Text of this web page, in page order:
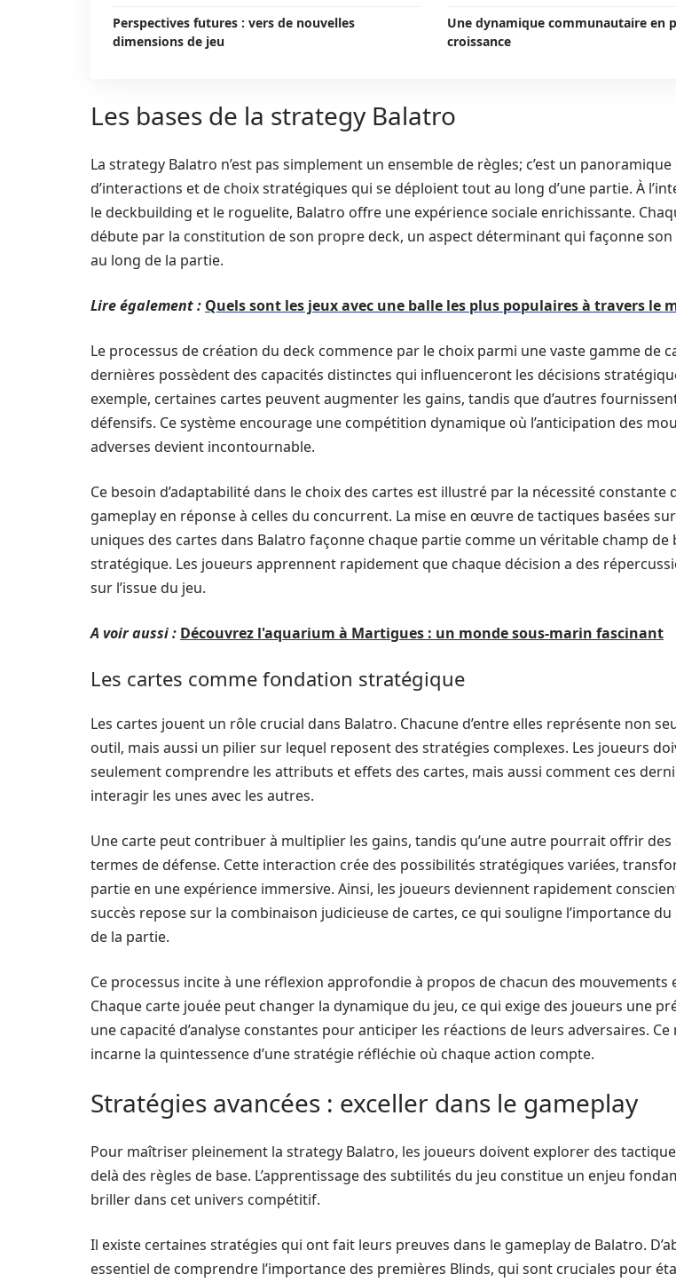
Perspectives futures : vers de nouvelles
dimensions de jeu
Une dynamique communautaire en
croissance
Les bases de la strategy Balatro
La strategy Balatro n’est pas simplement un ensemble de règles; c’est un
d’interactions et de choix stratégiques qui se déploient tout au long d’une partie. À
le deckbuilding et le roguelite, Balatro offre une expérience sociale enrichissante.
débute par la constitution de son propre deck, un aspect déterminant qui façonne
au long de la partie.
Lire également : Quels sont les jeux avec une balle les plus populaires à travers le
Le processus de création du deck commence par le choix parmi une vaste gamme de
dernières possèdent des capacités distinctes qui influenceront les décisions
exemple, certaines cartes peuvent augmenter les gains, tandis que d’autres
défensifs. Ce système encourage une compétition dynamique où l’anticipation des
adverses devient incontournable.
Ce besoin d’adaptabilité dans le choix des cartes est illustré par la nécessité constante
gameplay en réponse à celles du concurrent. La mise en œuvre de tactiques basées
uniques des cartes dans Balatro façonne chaque partie comme un véritable champ de
stratégique. Les joueurs apprennent rapidement que chaque décision a des
sur l’issue du jeu.
A voir aussi : Découvrez l'aquarium à Martigues : un monde sous-marin fascinant
Les cartes comme fondation stratégique
Les cartes jouent un rôle crucial dans Balatro. Chacune d’entre elles représente non
outil, mais aussi un pilier sur lequel reposent des stratégies complexes. Les joueurs
seulement comprendre les attributs et effets des cartes, mais aussi comment ces
interagir les unes avec les autres.
Une carte peut contribuer à multiplier les gains, tandis qu’une autre pourrait offrir des
termes de défense. Cette interaction crée des possibilités stratégiques variées,
partie en une expérience immersive. Ainsi, les joueurs deviennent rapidement
succès repose sur la combinaison judicieuse de cartes, ce qui souligne l’importance
de la partie.
Ce processus incite à une réflexion approfondie à propos de chacun des mouvements
Chaque carte jouée peut changer la dynamique du jeu, ce qui exige des joueurs une
une capacité d’analyse constantes pour anticiper les réactions de leurs adversaires. Ce
incarne la quintessence d’une stratégie réfléchie où chaque action compte.
Stratégies avancées : exceller dans le gameplay
Pour maîtriser pleinement la strategy Balatro, les joueurs doivent explorer des
delà des règles de base. L’apprentissage des subtilités du jeu constitue un enjeu
briller dans cet univers compétitif.
Il existe certaines stratégies qui ont fait leurs preuves dans le gameplay de Balatro.
essentiel de comprendre l’importance des premières Blinds, qui sont cruciales pour